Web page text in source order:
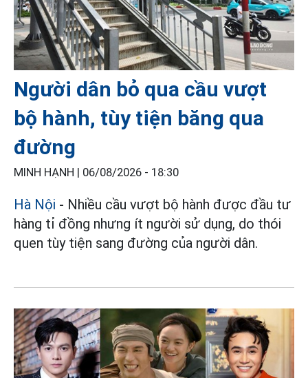
Người dân bỏ qua cầu vượt
bộ hành, tùy tiện băng qua
đường
MINH HẠNH | 06/08/2026 - 18:30
Hà Nội - Nhiều cầu vượt bộ hành được đầu tư
hàng tỉ đồng nhưng ít người sử dụng, do thói
quen tùy tiện sang đường của người dân.